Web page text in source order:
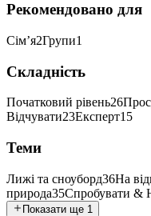
Рекомендовано для
Сім’я2Групи1
Складність
Початковий рівень26
Відчувати23Експерт15
Теми
Лижі та сноуборд36На
природа35Спробувати &
Показати ще 1